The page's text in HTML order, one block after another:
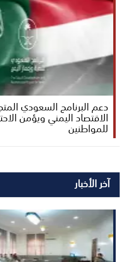
دعم البرنامج السعودي
الاقتصاد اليمني ويؤمن
للمواطنين
آخر الأخبار